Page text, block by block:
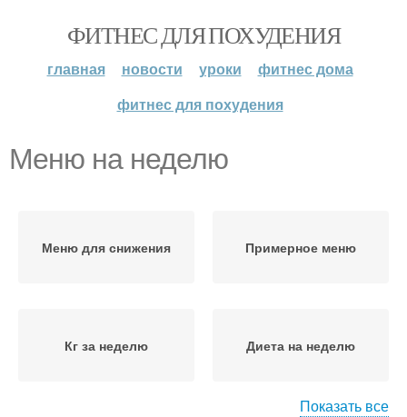
ФИТНЕС ДЛЯ ПОХУДЕНИЯ
главная новости уроки
фитнес дома
фитнес для похудения
Меню на неделю
Меню для снижения Примерное меню
Кг за неделю Диета на неделю
Показать все